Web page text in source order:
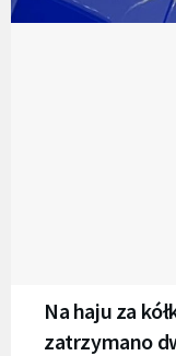
Na haju za
zatrzymano